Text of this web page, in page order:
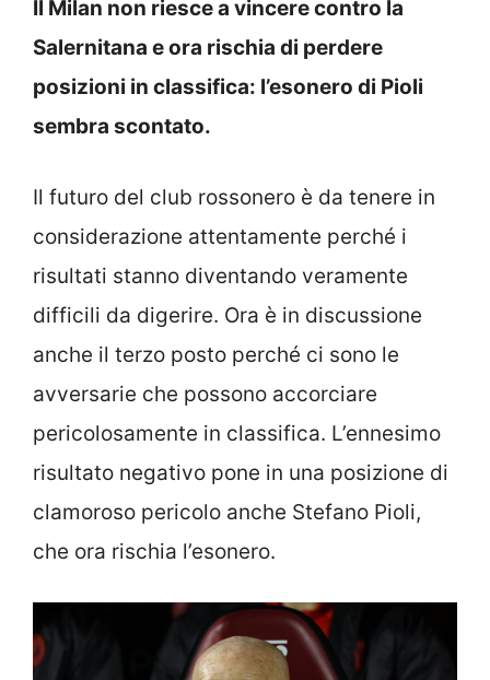
Il Milan non riesce a vincere contro la
Salernitana e ora rischia di perdere
posizioni in classifica: l’esonero di Pioli
sembra scontato.
Il futuro del club rossonero è da tenere in
considerazione attentamente perché i
risultati stanno diventando veramente
difficili da digerire. Ora è in discussione
anche il terzo posto perché ci sono le
avversarie che possono accorciare
pericolosamente in classifica. L’ennesimo
risultato negativo pone in una posizione di
clamoroso pericolo anche Stefano Pioli,
che ora rischia l’esonero.